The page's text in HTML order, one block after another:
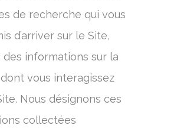
de recherche qui vous
d’arriver sur le Site,
des informations sur la
vous interagissez
Nous désignons ces
collectées